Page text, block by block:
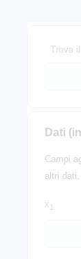
Trova
Dati
Campi
altri dati.
x1